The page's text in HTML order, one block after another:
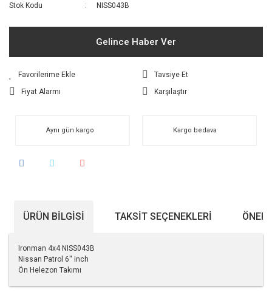
Stok Kodu
NISS043B
Gelince Haber Ver
Tavsiye Et
Fiyat Alarmı
Karşılaştır
Aynı gün kargo Kargo bedava
ÜRÜN BILGISI TAKSIT SEÇENEKLERI
Ironman 4x4 NISS043B
Nissan Patrol 6'' inch
Ön Helezon Takımı